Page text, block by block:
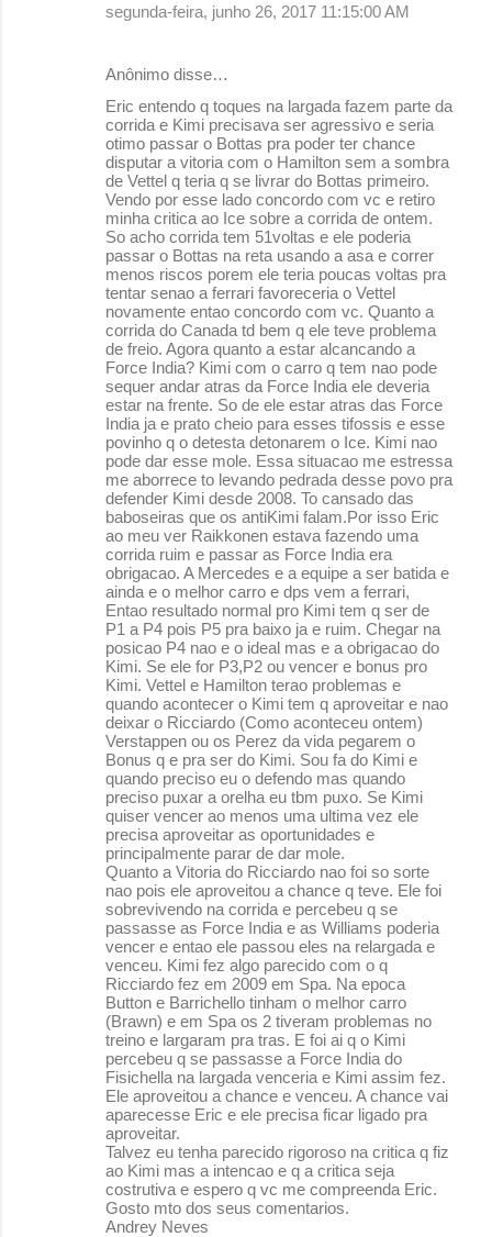
segunda-feira, junho 26, 2017 11:15:00 AM
Anônimo disse…
Eric entendo q toques na largada fazem parte da
corrida e Kimi precisava ser agressivo e seria
otimo passar o Bottas pra poder ter chance
disputar a vitoria com o Hamilton sem a sombra
de Vettel q teria q se livrar do Bottas primeiro.
Vendo por esse lado concordo com vc e retiro
minha critica ao Ice sobre a corrida de ontem.
So acho corrida tem 51voltas e ele poderia
passar o Bottas na reta usando a asa e correr
menos riscos porem ele teria poucas voltas pra
tentar senao a ferrari favoreceria o Vettel
novamente entao concordo com vc. Quanto a
corrida do Canada td bem q ele teve problema
de freio. Agora quanto a estar alcancando a
Force India? Kimi com o carro q tem nao pode
sequer andar atras da Force India ele deveria
estar na frente. So de ele estar atras das Force
India ja e prato cheio para esses tifossis e esse
povinho q o detesta detonarem o Ice. Kimi nao
pode dar esse mole. Essa situacao me estressa
me aborrece to levando pedrada desse povo pra
defender Kimi desde 2008. To cansado das
baboseiras que os antiKimi falam.Por isso Eric
ao meu ver Raikkonen estava fazendo uma
corrida ruim e passar as Force India era
obrigacao. A Mercedes e a equipe a ser batida e
ainda e o melhor carro e dps vem a ferrari,
Entao resultado normal pro Kimi tem q ser de
P1 a P4 pois P5 pra baixo ja e ruim. Chegar na
posicao P4 nao e o ideal mas e a obrigacao do
Kimi. Se ele for P3,P2 ou vencer e bonus pro
Kimi. Vettel e Hamilton terao problemas e
quando acontecer o Kimi tem q aproveitar e nao
deixar o Ricciardo (Como aconteceu ontem)
Verstappen ou os Perez da vida pegarem o
Bonus q e pra ser do Kimi. Sou fa do Kimi e
quando preciso eu o defendo mas quando
preciso puxar a orelha eu tbm puxo. Se Kimi
quiser vencer ao menos uma ultima vez ele
precisa aproveitar as oportunidades e
principalmente parar de dar mole.
Quanto a Vitoria do Ricciardo nao foi so sorte
nao pois ele aproveitou a chance q teve. Ele foi
sobrevivendo na corrida e percebeu q se
passasse as Force India e as Williams poderia
vencer e entao ele passou eles na relargada e
venceu. Kimi fez algo parecido com o q
Ricciardo fez em 2009 em Spa. Na epoca
Button e Barrichello tinham o melhor carro
(Brawn) e em Spa os 2 tiveram problemas no
treino e largaram pra tras. E foi ai q o Kimi
percebeu q se passasse a Force India do
Fisichella na largada venceria e Kimi assim fez.
Ele aproveitou a chance e venceu. A chance vai
aparecesse Eric e ele precisa ficar ligado pra
aproveitar.
Talvez eu tenha parecido rigoroso na critica q fiz
ao Kimi mas a intencao e q a critica seja
costrutiva e espero q vc me compreenda Eric.
Gosto mto dos seus comentarios.
Andrey Neves